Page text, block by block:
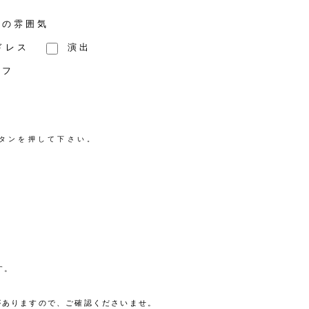
雰囲気
レス 演出
ンを押して下さい。
りますので、ご確認くださいませ。